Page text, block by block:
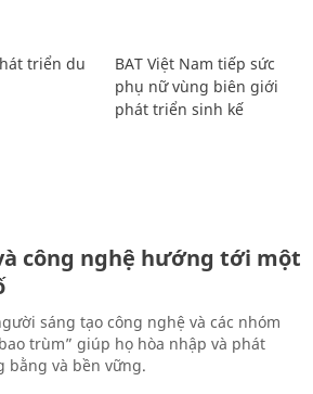
triển du
BAT Việt Nam tiếp sức
phụ nữ vùng biên giới
phát triển sinh kế
công nghệ hướng tới một
sáng tạo công nghệ và các nhóm
trùm” giúp họ hòa nhập và phát
bằng và bền vững.